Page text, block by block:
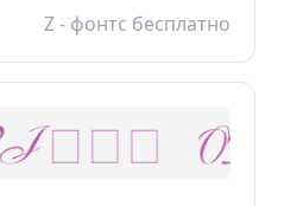
Z - фонтс бесплатно